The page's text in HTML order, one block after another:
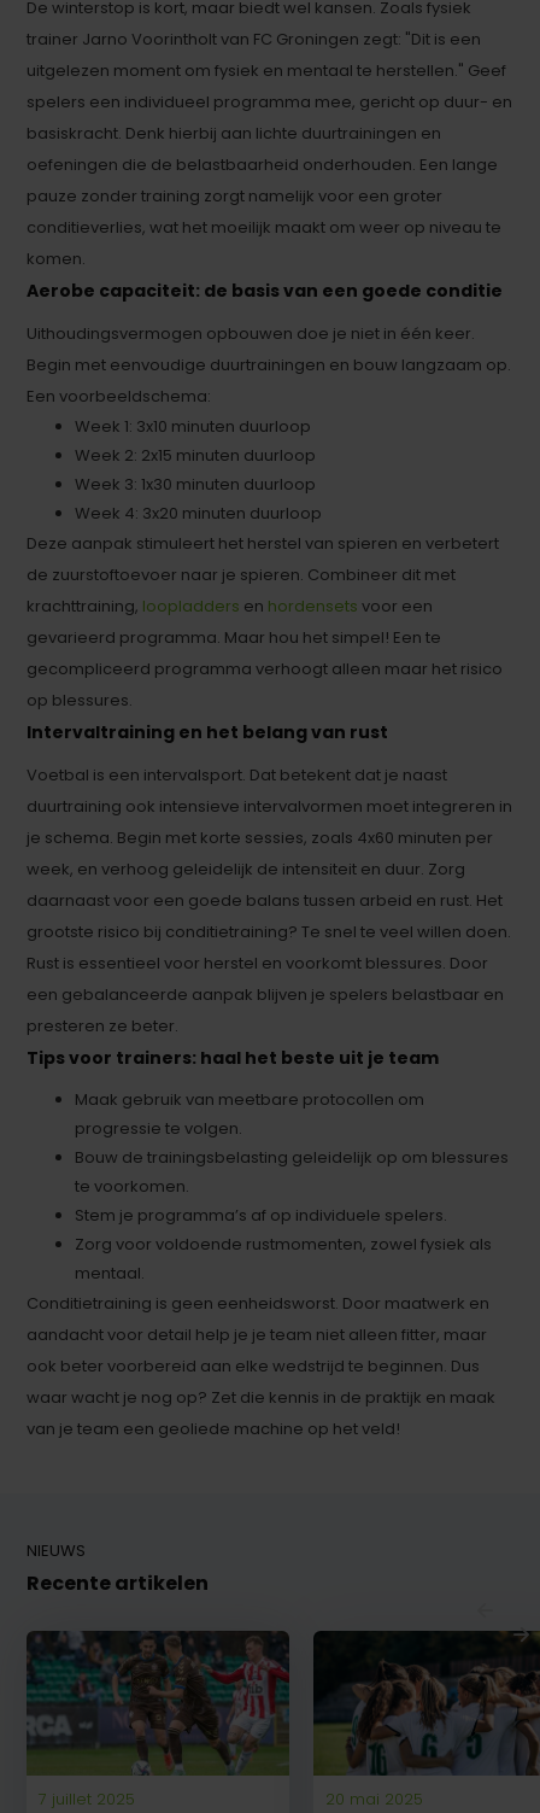
De winterstop is kort, maar biedt wel kansen. Zoals fysiek
trainer Jarno Voorintholt van FC Groningen zegt: "Dit is een
uitgelezen moment om fysiek en mentaal te herstellen." Geef
spelers een individueel programma mee, gericht op duur- en
basiskracht. Denk hierbij aan lichte duurtrainingen en
oefeningen die de belastbaarheid onderhouden. Een lange
pauze zonder training zorgt namelijk voor een groter
conditieverlies, wat het moeilijk maakt om weer op niveau te
komen.
Aerobe capaciteit: de basis van een goede conditie
Uithoudingsvermogen opbouwen doe je niet in één keer.
Begin met eenvoudige duurtrainingen en bouw langzaam op.
Een voorbeeldschema:
Week 1: 3x10 minuten duurloop
Week 2: 2x15 minuten duurloop
Week 3: 1x30 minuten duurloop
Week 4: 3x20 minuten duurloop
Deze aanpak stimuleert het herstel van spieren en verbetert
de zuurstoftoevoer naar je spieren. Combineer dit met
krachttraining, loopladders en hordensets voor een
gevarieerd programma. Maar hou het simpel! Een te
gecompliceerd programma verhoogt alleen maar het risico
op blessures.
Intervaltraining en het belang van rust
Voetbal is een intervalsport. Dat betekent dat je naast
duurtraining ook intensieve intervalvormen moet integreren in
je schema. Begin met korte sessies, zoals 4x60 minuten per
week, en verhoog geleidelijk de intensiteit en duur. Zorg
daarnaast voor een goede balans tussen arbeid en rust. Het
grootste risico bij conditietraining? Te snel te veel willen doen.
Rust is essentieel voor herstel en voorkomt blessures. Door
een gebalanceerde aanpak blijven je spelers belastbaar en
presteren ze beter.
Tips voor trainers: haal het beste uit je team
Maak gebruik van meetbare protocollen om
progressie te volgen.
Bouw de trainingsbelasting geleidelijk op om blessures
te voorkomen.
Stem je programma’s af op individuele spelers.
Zorg voor voldoende rustmomenten, zowel fysiek als
mentaal.
Conditietraining is geen eenheidsworst. Door maatwerk en
aandacht voor detail help je je team niet alleen fitter, maar
ook beter voorbereid aan elke wedstrijd te beginnen. Dus
waar wacht je nog op? Zet die kennis in de praktijk en maak
van je team een geoliede machine op het veld!
NIEUWS
Recente artikelen
7 juillet 2025
20 mai 2025